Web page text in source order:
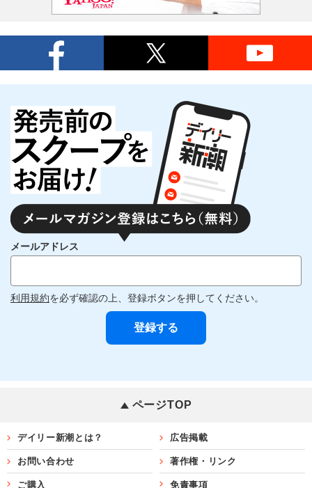
メールアドレス
利用規約を必ず確認の上、登録ボタンを押してください。
ページTOP
デイリー新潮とは？ 広告掲載
お問い合わせ 著作権・リンク
ご購入 免責事項